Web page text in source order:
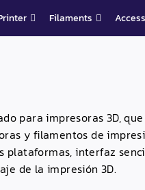
Filaments
para impresoras 3D, que
y filamentos de
plataformas, interfaz
de la impresión 3D.